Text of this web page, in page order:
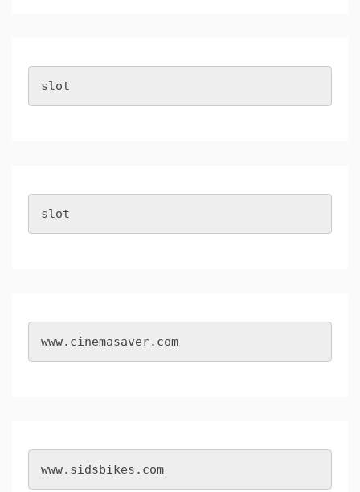
slot
slot
www.cinemasaver.com
www.sidsbikes.com